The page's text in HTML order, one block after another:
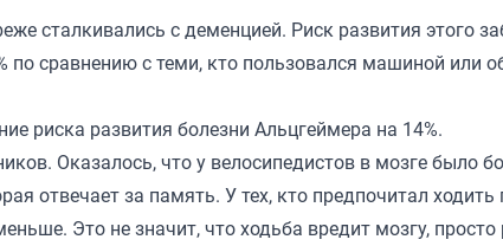
сталкивались с деменцией. Риск развития этого
по сравнению с теми, кто пользовался машиной или
риска развития болезни Альцгеймера на 14%.
Оказалось, что у велосипедистов в мозге было
отвечает за память. У тех, кто предпочитал
Это не значит, что ходьба вредит мозгу,